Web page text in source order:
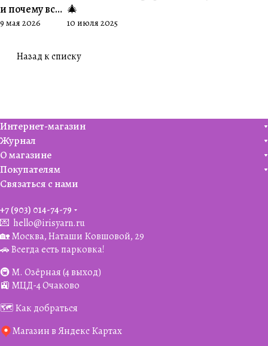
и почему все
его обожают
9 мая 2026
🎄
10 июля 2025
Назад к списку
Интернет-магазин
Журнал
О магазине
Покупателям
Связаться с нами
+7 (903) 014-74-79‬
💌 hello@irisyarn.ru
🏡 Москва, Наташи Ковшовой, 29
🚗 Всегда есть парковка!
🚇 М. Озёрная (4 выход)
🚉 МЦД-4 Очаково
🗺️ Как добраться
Магазин в Яндекс Картах